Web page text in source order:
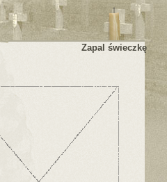
Zapal świeczkę